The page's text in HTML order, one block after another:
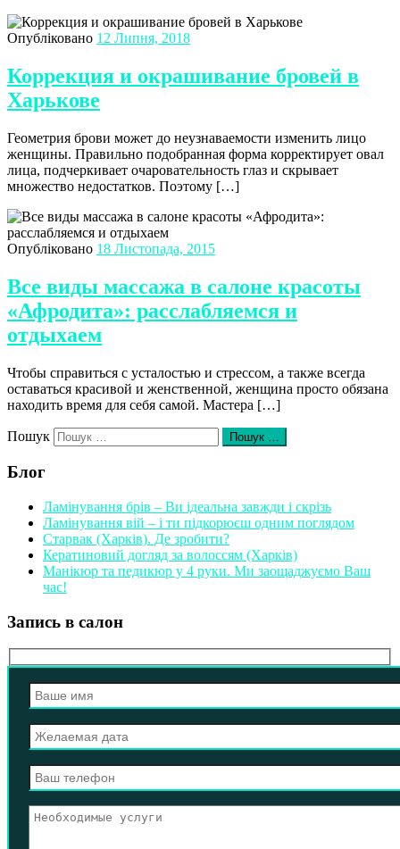
Опубліковано 12 Липня, 2018
Коррекция и окрашивание бровей в
Харькове
Геометрия брови может до неузнаваемости изменить лицо
женщины. Правильно подобранная форма корректирует овал
лица, подчеркивает очаровательность глаз и скрывает
множество недостатков. Поэтому […]
Опубліковано 18 Листопада, 2015
Все виды массажа в салоне красоты
«Афродита»: расслабляемся и
отдыхаем
Чтобы справиться с усталостью и стрессом, а также всегда
оставаться красивой и женственной, женщина просто обязана
находить время для себя самой. Мастера […]
Пошук Пошук …
Блог
Ламінування брів – Ви ідеальна завжди і скрізь
Ламінування вій – і ти підкорюєш одним поглядом
Старвак (Харків). Де зробити?
Кератиновий догляд за волоссям (Харків)
Манікюр та педикюр у 4 руки. Ми заощаджуємо Ваш
час!
Запись в салон